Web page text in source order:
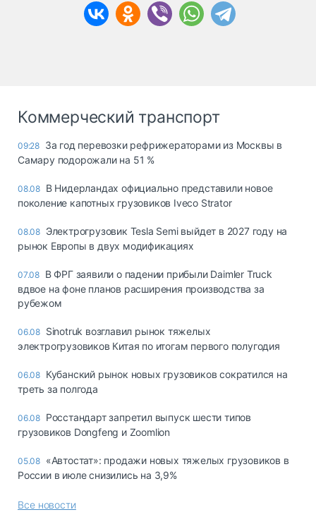
Коммерческий транспорт
09:28 За год перевозки рефрижераторами из Москвы в
Самару подорожали на 51 %
08.08 В Нидерландах официально представили новое
поколение капотных грузовиков Iveco Strator
08.08 Электрогрузовик Tesla Semi выйдет в 2027 году на
рынок Европы в двух модификациях
07.08 В ФРГ заявили о падении прибыли Daimler Truck
вдвое на фоне планов расширения производства за
рубежом
06.08 Sinotruk возглавил рынок тяжелых
электрогрузовиков Китая по итогам первого полугодия
06.08 Кубанский рынок новых грузовиков сократился на
треть за полгода
06.08 Росстандарт запретил выпуск шести типов
грузовиков Dongfeng и Zoomlion
05.08 «Автостат»: продажи новых тяжелых грузовиков в
России в июле снизились на 3,9%
Все новости